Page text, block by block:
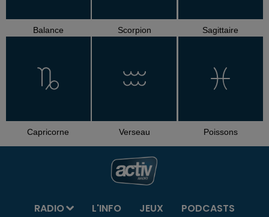
Balance Scorpion Sagittaire
Capricorne Verseau Poissons
RADIO L'INFO JEUX
PODCASTS